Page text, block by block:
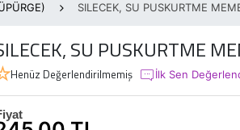
SILECEK, SU PUSKURTME
SU PUSKURTME
Henüz Değerlendirilmemiş İlk Sen